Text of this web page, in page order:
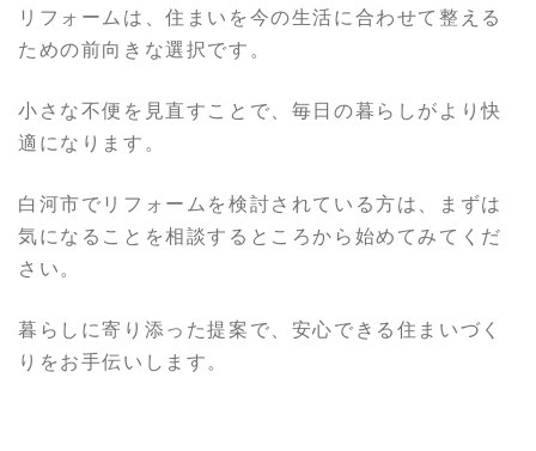
リフォームは、住まいを今の生活に合わせて整える
ための前向きな選択です。
小さな不便を見直すことで、毎日の暮らしがより快
適になります。
白河市でリフォームを検討されている方は、まずは
気になることを相談するところから始めてみてくだ
さい。
暮らしに寄り添った提案で、安心できる住まいづく
りをお手伝いします。